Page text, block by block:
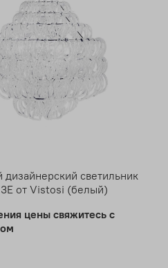
дизайнерский светильник
от Vistosi (белый)
цены свяжитесь с